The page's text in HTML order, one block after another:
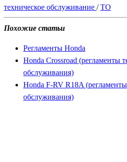
техническое обслуживание /ТО
Похожие статьи
Регламенты Honda
Honda Crossroad (регламенты
обслуживания)
Honda F-RV R18A
обслуживания)